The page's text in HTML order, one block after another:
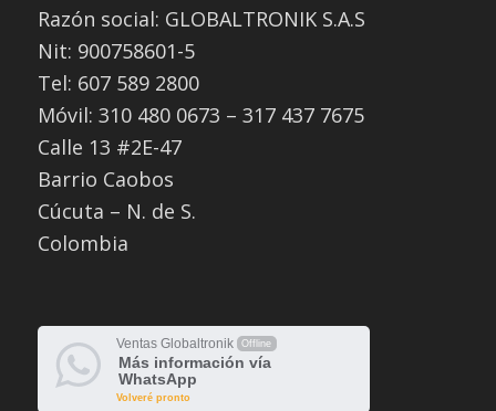
Razón social: GLOBALTRONIK S.A.S
Nit: 900758601-5
Tel: 607 589 2800
Móvil: 310 480 0673 – 317 437 7675
Calle 13 #2E-47
Barrio Caobos
Cúcuta – N. de S.
Colombia
Ventas Globaltronik Offline
Más información vía
WhatsApp
Volveré pronto